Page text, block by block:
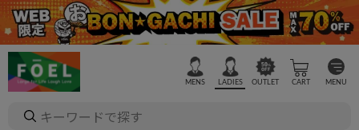
MENS LADIES OUTLET CART MENU